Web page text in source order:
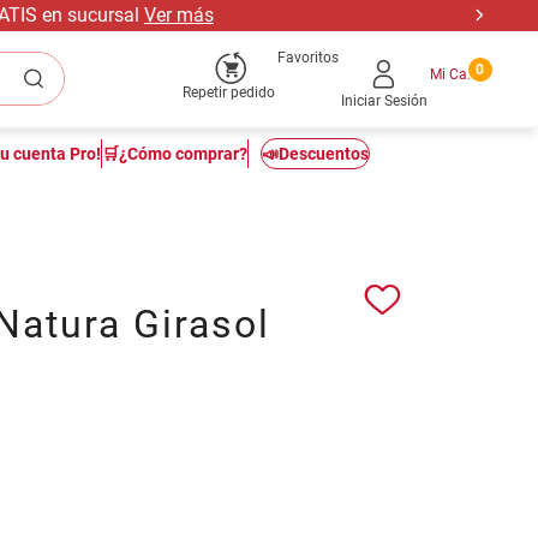
en sucursal Ver más
Repetir pedido
Favoritos
Iniciar Sesión
0
cuenta Pro! 🛒¿Cómo comprar? 📣Descuentos
Girasol